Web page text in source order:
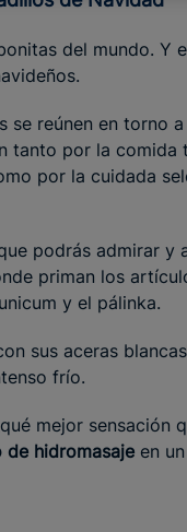
del mundo. Y
se reúnen en torno
tanto por la
por la cuidada
podrás admirar y
priman los
y el pálinka.
sus aceras
frío.
mejor sensación
de hidromasaje en